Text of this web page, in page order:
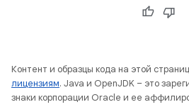
Контент и образцы кода на этой
лицензиям. Java и OpenJDK – это
знаки корпорации Oracle и ее